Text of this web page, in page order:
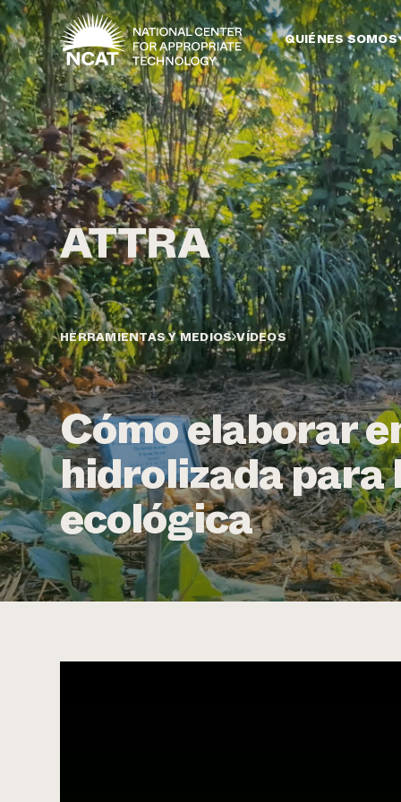
Ir al contenido principal
QUIÉNES SOMOS
HERRAMIENTAS Y MEDIOS VÍDEOS
Cómo elaborar
hidrolizada para
ecológica